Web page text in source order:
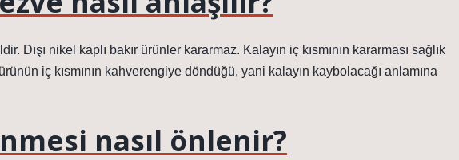
Dışı nikel kaplı bakır ürünler kararmaz. Kalayın iç kısmının kararması sağlık
iç kısmının kahverengiye döndüğü, yani kalayın kaybolacağı anlamına
nasıl önlenir?